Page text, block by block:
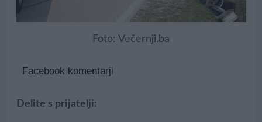
Foto: Večernji.ba
Facebook komentarji
Delite s prijatelji: